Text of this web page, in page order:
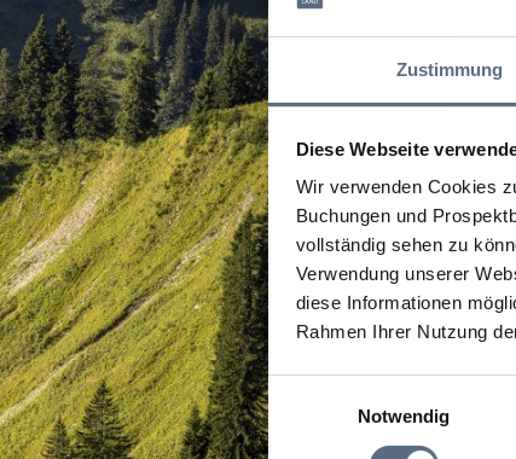
Zustimmung
Diese Webseite
Wir verwenden Cookies
Buchungen und
vollständig sehen zu
Verwendung unserer
diese Informationen
Rahmen Ihrer Nutzung
Einwilligungsauswahl
Notwendig